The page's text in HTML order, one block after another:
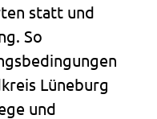
statt und
So
Lüneburg
und